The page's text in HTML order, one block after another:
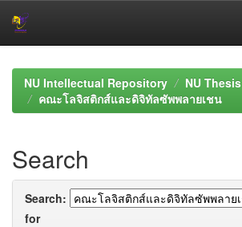
navigationNU Intellectual Repository
NU Thesis
คณะโลจิสติกส์และดิจิทัลซัพพลายเชน
Search
Search:
for